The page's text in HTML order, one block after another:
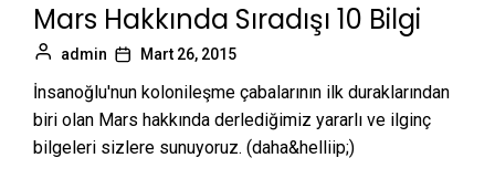
Mars Hakkında Sıradışı 10 Bilgi
admin Mart 26, 2015
İnsanoğlu'nun kolonileşme çabalarının ilk duraklarından
biri olan Mars hakkında derlediğimiz yararlı ve ilginç
bilgeleri sizlere sunuyoruz. (daha&helliip;)